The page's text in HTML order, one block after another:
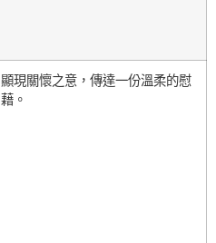
顯現關懷之意，傳達一份溫柔的慰
藉。